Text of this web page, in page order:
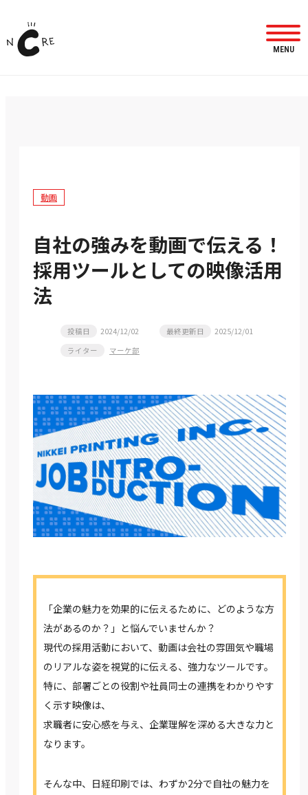
MENU
動画
自社の強みを動画で伝える！
採用ツールとしての映像活用
法
投稿日 2024/12/02 最終更新日
2025/12/01
ライター
マーケ部
「企業の魅力を効果的に伝えるために、どのような方
法があるのか？」と悩んでいませんか？
現代の採用活動において、動画は会社の雰囲気や職場
のリアルな姿を視覚的に伝える、強力なツールです。
特に、部署ごとの役割や社員同士の連携をわかりやす
く示す映像は、
求職者に安心感を与え、企業理解を深める大きな力と
なります。
そんな中、日経印刷では、わずか2分で自社の魅力を